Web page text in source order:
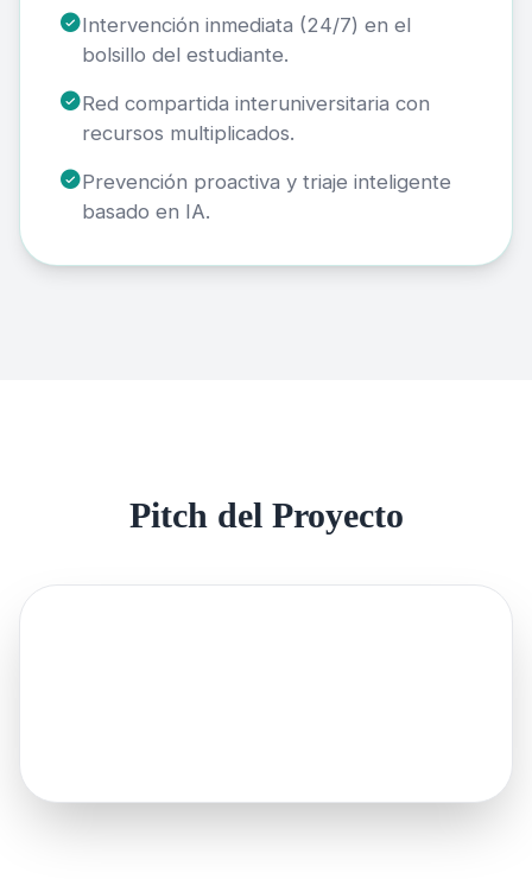
Intervención inmediata (24/7) en el
bolsillo del estudiante.
Red compartida interuniversitaria con
recursos multiplicados.
Prevención proactiva y triaje inteligente
basado en IA.
Pitch del Proyecto